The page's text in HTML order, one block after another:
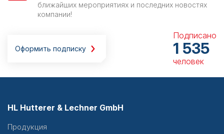
ближайших мероприятиях и последних новостях
компании!
Оформить подписку
Подписано
1 535
человек
HL Hutterer & Lechner GmbH
Продукция